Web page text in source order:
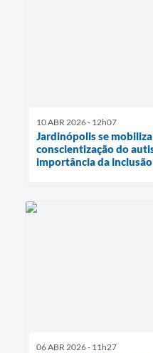
10 ABR 2026 - 12h07
Jardinópolis se
conscientização do
importância da inclusão
06 ABR 2026 - 11h27